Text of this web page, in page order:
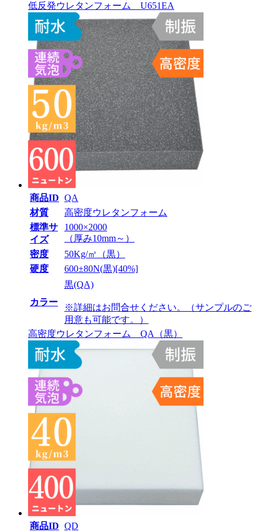
低反発ウレタンフォーム U651EA
商品ID QA
材質
高密度ウレタンフォーム
標準サ
イズ
1000×2000
（厚み10mm～）
密度
50Kg/㎥（黒）
硬度
600±80N(黒)[40%]
カラー
黒(QA)
※詳細はお問合せください。（サンプルのご
用意も可能です。）
高密度ウレタンフォーム QA（黒）
商品ID QD